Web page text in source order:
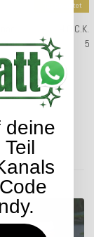
Top bewertet
deine